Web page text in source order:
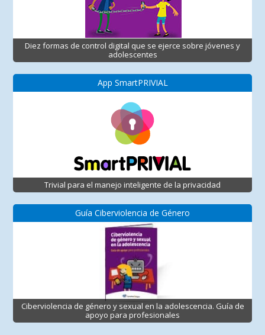
Diez formas de control digital que se ejerce sobre jóvenes y
adolescentes
App SmartPRIVIAL
Trivial para el manejo inteligente de la privacidad
Guía Ciberviolencia de Género
Ciberviolencia de género y sexual en la adolescencia. Guía de
apoyo para profesionales